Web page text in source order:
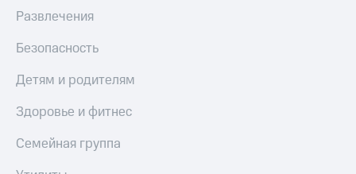
Развлечения
Безопасность
Детям и родителям
Здоровье и фитнес
Семейная группа